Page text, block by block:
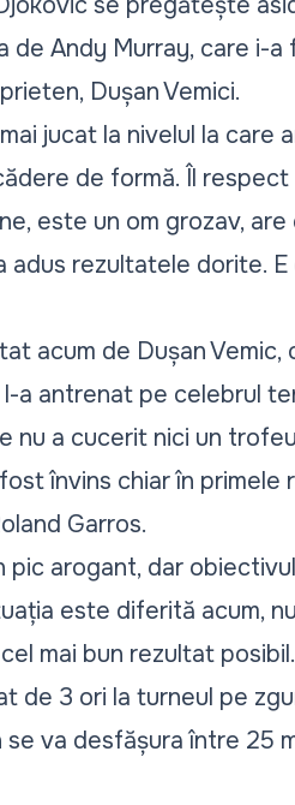
de Andy Murray, care i-
Dușan Vemici.
jucat la nivelul la
de formă. Îl
este un om grozav,
adus rezultatele dorite.
acum de Dușan
l-a antrenat pe celebrul
nu a cucerit nici un
învins chiar în
Garros.
pic arogant, dar
este diferită acum,
mai bun rezultat
de 3 ori la turneul pe
va desfășura între 25